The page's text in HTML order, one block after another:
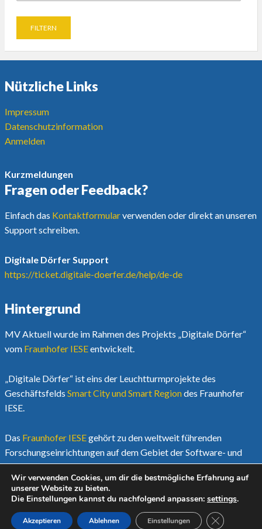
Nützliche Links
Impressum
Datenschutzinformation
Anmelden
Kurzmeldungen
Fragen oder Feedback?
Einfach das Kontaktformularverwenden oder direkt an unseren
Support schreiben.
Digitale Dörfer Support
https://ticket.digitale-doerfer.de/help/de-de
Hintergrund
MV Aktuell wurde im Rahmen des Projekts „Digitale Dörfer“
vom Fraunhofer IESEentwickelt.
„Digitale Dörfer“ ist eins der Leuchtturmprojekte des
Geschäftsfelds Smart City und Smart Regiondes Fraunhofer
IESE.
Das Fraunhofer IESEgehört zu den weltweit führenden
Forschungseinrichtungen auf dem Gebiet der Software- und
Systementwicklungsmethoden.
Mehr unterwww.digitale-doerfer.de
Wir verwenden Cookies, um dir die bestmögliche Erfahrung auf
unserer Website zu bieten.
Die Einstellungen kannst du nachfolgend anpassen: settings.
Akzeptieren Ablehnen Einstellungen GDPR